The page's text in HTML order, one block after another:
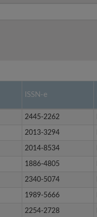
ISSN-e
2445-2262
2013-3294
2014-8534
1886-4805
2340-5074
1989-5666
2254-2728